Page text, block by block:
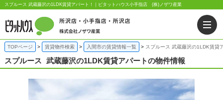
スプルース 武蔵藤沢の1LDK賃貸アパート！｜ピタットハウス小手指店 (株)ノザワ産業
TOPページ 賃貸物件検索 入間市の賃貸情報一覧 スプルース 武蔵藤沢の1LDK賃貸
スプルース 武蔵藤沢の1LDK賃貸アパートの物件情報